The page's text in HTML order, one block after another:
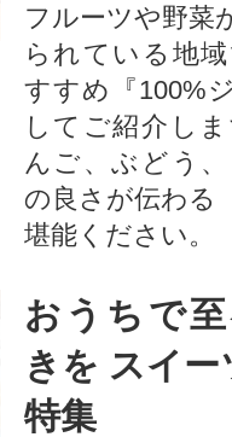
フルーツや野菜
られている地
すすめ『100%
してご紹介し
んご、ぶどう
の良さが伝わる
堪能ください。
おうちで
きを スイ
特集